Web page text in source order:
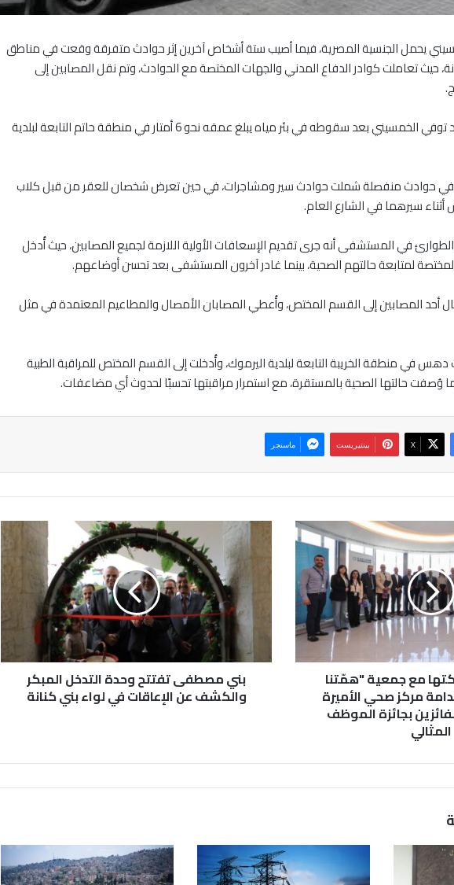
يحمل الجنسية المصرية، فيما أصيب ستة أشخاص آخرين إثر حوادث متفرقة وقعت في مناطق
حيث تعاملت كوادر الدفاع المدني والجهات المختصة مع الحوادث، وتم نقل المصابين إلى
وبحسب المعلومات، فقد توفي الخمسيني بعد سقوطه في بئر مياه يبلغ عمقه نحو 6 أمتار في منطقة حاتم التابعة لبلدية
في حوادث منفصلة شملت حوادث سير ومشاجرات، في حين تعرض شخصان للعقر من قبل كلاب
سيرهما في الشارع العام.
في المستشفى أنه جرى تقديم الإسعافات الأولية اللازمة لجميع المصابين، حيث أُدخل
لمتابعة حالتهم الصحية، بينما غادر آخرون المستشفى بعد تحسن أوضاعهم.
أحد المصابين إلى القسم المختص، وأُعطي المصابان الأمصال والمطاعيم المعتمدة في مثل
في منطقة الخريبة التابعة لبلدية اليرموك، وأُدخلت إلى القسم المختص للمراقبة الطبية
وُصفت حالتها الصحية بالمستقرة، مع استمرار مراقبتها تحسبًا لحدوث أي مضاعفات.
‫X بينتيريست ماسنجر
مع جمعية "همّتنا
مركز صحي الأميرة
بجائزة الموظف
المثالي
ت
ح
ة
ت
د
خ
بني مصطفى تفتتح وحدة التدخل المبكر
والكشف عن الإعاقات في لواء بني كنانة